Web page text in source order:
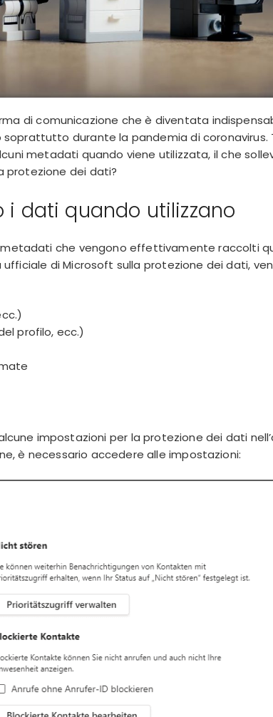
di comunicazione che è diventata
soprattutto durante la pandemia di coronavirus.
metadati quando viene utilizzata, il che
protezione dei dati?
dati quando utilizzano
metadati che vengono effettivamente raccolti
ufficiale di Microsoft sulla protezione dei dati,
profilo, ecc.)
impostazioni per la protezione dei dati
è necessario accedere alle impostazioni: